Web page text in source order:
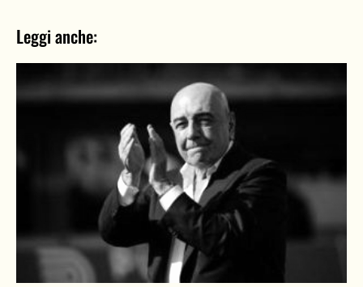
Leggi anche: